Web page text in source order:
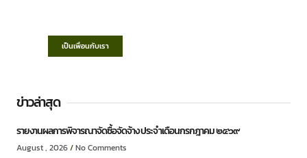
เป็นเพื่อนกับเรา
ข่าวล่าสุด
รายงานผลการพิจารณาจัดซื้อจัดจ้าง ประจำเดือนกรกฎาคม ๒๕๖๙
August , 2026 No Comments